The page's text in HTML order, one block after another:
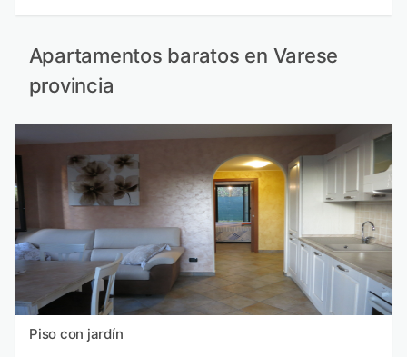
Apartamentos baratos en Varese
provincia
Piso con jardín